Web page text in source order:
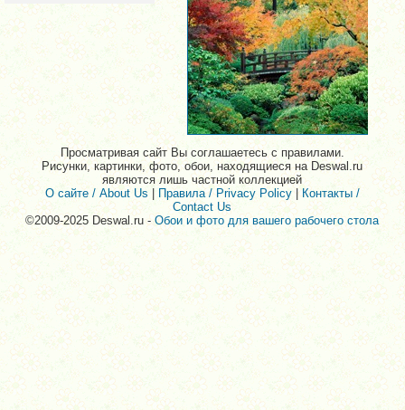
Просматривая сайт Вы соглашаетесь с правилами.
Рисунки, картинки, фото, обои, находящиеся на Deswal.ru
являются лишь частной коллекцией
О сайте / About Us
Правила / Privacy Policy|Контакты /
Contact Us
©2009-2025 Deswal.ru -Обои и фото для вашего рабочего стола